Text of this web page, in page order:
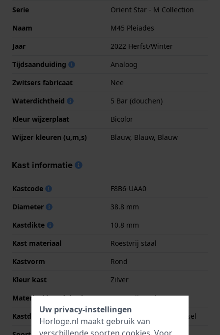
Serie
Orient Star - M Collection
Naam
M45 Pleiades
Jaar
2022 Herfst/Winter
Tijdsaanduiding
Analoog
Zwitsers fabricaat
Nee
Waterdichtheid
5 Bar (douchen)
Kleur wijzerplaat
Bicolor
Wijzer kleuren (u,m,s)
Blauw, Blauw, Blauw
Kast informatie
Kastcode
F8B6-UAA0
Diameter
38.8 mm
Kastdikte
10.8 mm
Kast materiaal
Roestvrij staal
Kastvorm
Rond
Kleur kast
Zilver
Materiaal kastdeksel
Roestvrij staal
Kastdeksel
Geschroefde achterdeksel
Uw privacy-instellingen
Horloge.nl maakt gebruik van